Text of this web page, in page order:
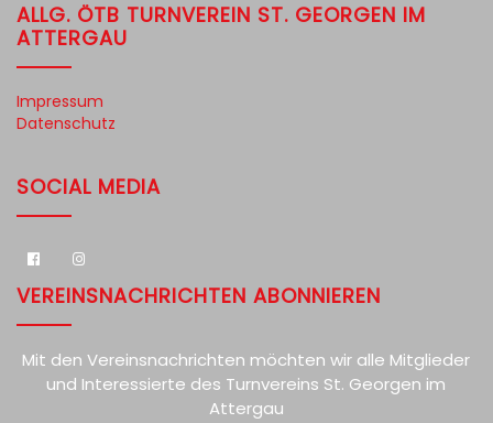
ALLG. ÖTB TURNVEREIN ST. GEORGEN IM
ATTERGAU
Impressum
Datenschutz
SOCIAL MEDIA
VEREINSNACHRICHTEN ABONNIEREN
Mit den Vereinsnachrichten möchten wir alle Mitglieder
und Interessierte des Turnvereins St. Georgen im
Attergau